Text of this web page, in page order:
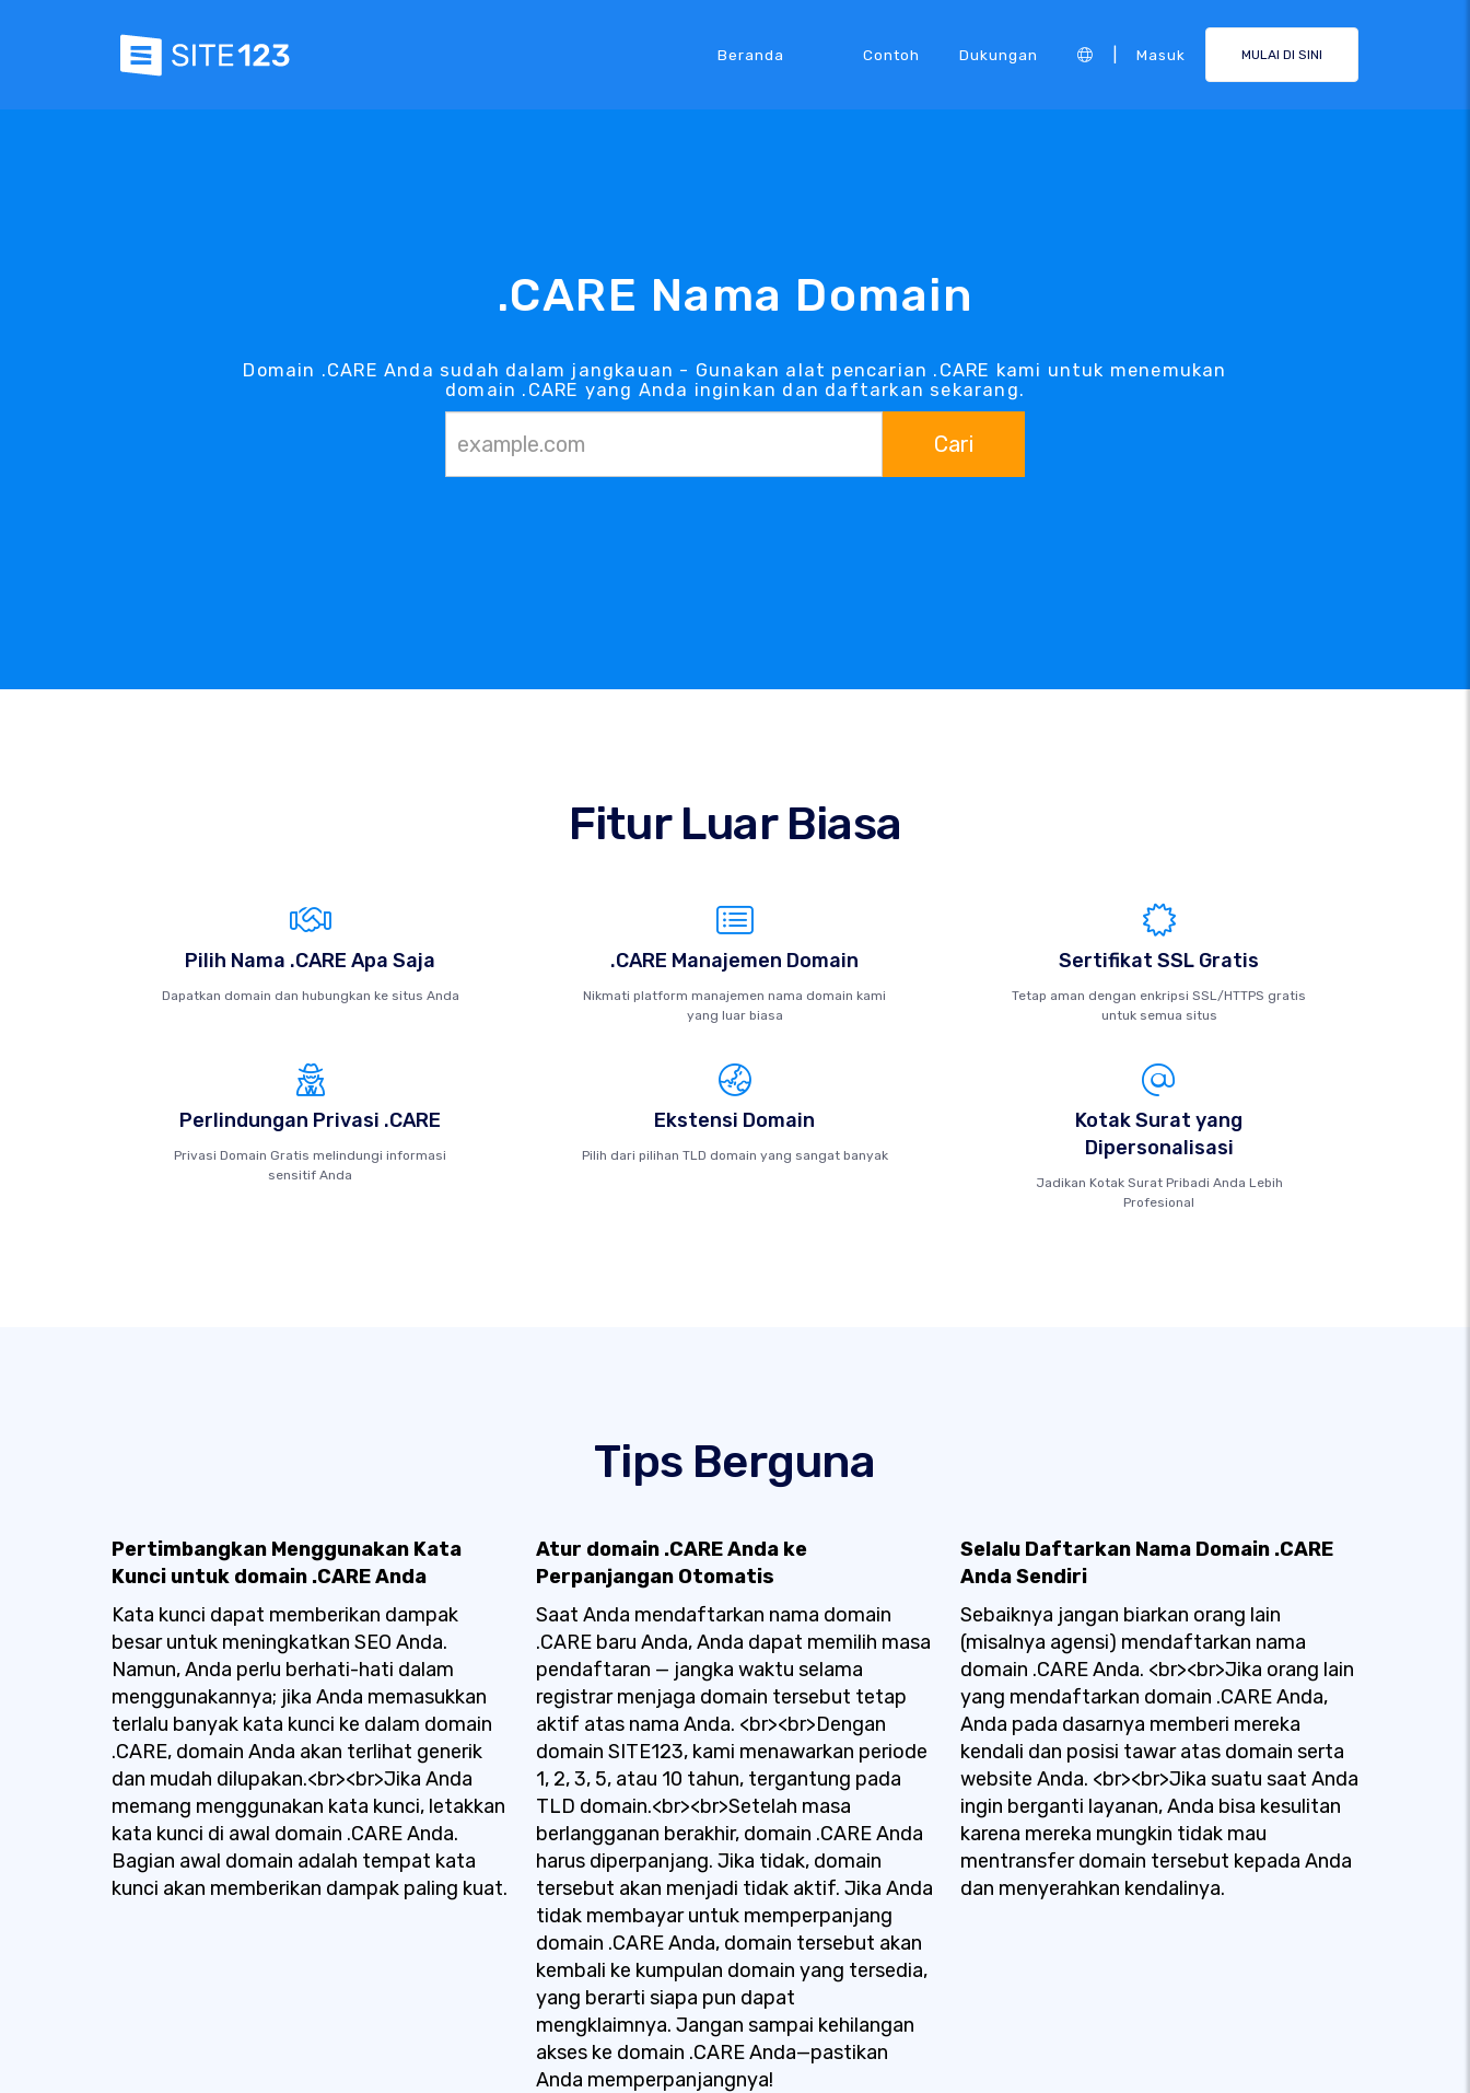
Beranda Contoh Dukungan Masuk MULAI DI SINI
.CARE Nama Domain
Domain .CARE Anda sudah dalam jangkauan - Gunakan alat pencarian .CARE kami untuk menemukan
domain .CARE yang Anda inginkan dan daftarkan sekarang.
Cari
Fitur Luar Biasa
Pilih Nama .CARE Apa Saja
Dapatkan domain dan hubungkan ke situs Anda
.CARE Manajemen Domain
Nikmati platform manajemen nama domain kami
yang luar biasa
Sertifikat SSL Gratis
Tetap aman dengan enkripsi SSL/HTTPS gratis
untuk semua situs
Perlindungan Privasi .CARE
Privasi Domain Gratis melindungi informasi
sensitif Anda
Ekstensi Domain
Pilih dari pilihan TLD domain yang sangat banyak
Kotak Surat yang
Dipersonalisasi
Jadikan Kotak Surat Pribadi Anda Lebih
Profesional
Tips Berguna
Pertimbangkan Menggunakan Kata
Kunci untuk domain .CARE Anda
Kata kunci dapat memberikan dampak
besar untuk meningkatkan SEO Anda.
Namun, Anda perlu berhati-hati dalam
menggunakannya; jika Anda memasukkan
terlalu banyak kata kunci ke dalam domain
.CARE, domain Anda akan terlihat generik
dan mudah dilupakan.<br><br>Jika Anda
memang menggunakan kata kunci, letakkan
kata kunci di awal domain .CARE Anda.
Bagian awal domain adalah tempat kata
kunci akan memberikan dampak paling kuat.
Atur domain .CARE Anda ke
Perpanjangan Otomatis
Saat Anda mendaftarkan nama domain
.CARE baru Anda, Anda dapat memilih masa
pendaftaran — jangka waktu selama
registrar menjaga domain tersebut tetap
aktif atas nama Anda. <br><br>Dengan
domain SITE123, kami menawarkan periode
1, 2, 3, 5, atau 10 tahun, tergantung pada
TLD domain.<br><br>Setelah masa
berlangganan berakhir, domain .CARE Anda
harus diperpanjang. Jika tidak, domain
tersebut akan menjadi tidak aktif. Jika Anda
tidak membayar untuk memperpanjang
domain .CARE Anda, domain tersebut akan
kembali ke kumpulan domain yang tersedia,
yang berarti siapa pun dapat
mengklaimnya. Jangan sampai kehilangan
akses ke domain .CARE Anda—pastikan
Anda memperpanjangnya!
Selalu Daftarkan Nama Domain .CARE
Anda Sendiri
Sebaiknya jangan biarkan orang lain
(misalnya agensi) mendaftarkan nama
domain .CARE Anda. <br><br>Jika orang lain
yang mendaftarkan domain .CARE Anda,
Anda pada dasarnya memberi mereka
kendali dan posisi tawar atas domain serta
website Anda. <br><br>Jika suatu saat Anda
ingin berganti layanan, Anda bisa kesulitan
karena mereka mungkin tidak mau
mentransfer domain tersebut kepada Anda
dan menyerahkan kendalinya.